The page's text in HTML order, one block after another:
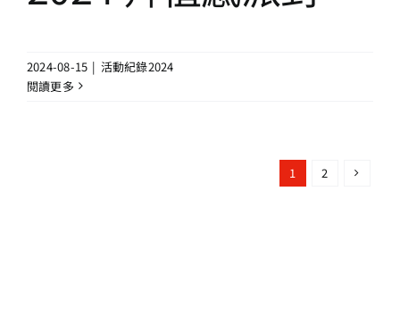
2024-08-15 | 活動紀錄2024
閱讀更多
1 2